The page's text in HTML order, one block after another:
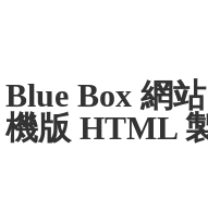
Blue Box 網
機版 HTML